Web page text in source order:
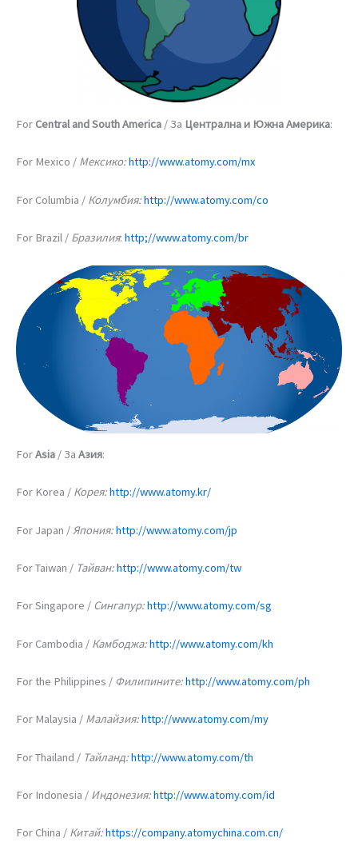
For Central and South America / За Централна и Южна Америка:
For Mexico / Мексико:http://www.atomy.com/mx
For Columbia / Колумбия:http://www.atomy.com/co
For Brazil / Бразилия: http;//www.atomy.com/br
ForAsia / За Азия:
For Korea / Корея:http://www.atomy.kr/
For Japan / Япония:http://www.atomy.com/jp
For Taiwan / Тайван:http://www.atomy.com/tw
For Singapore / Сингапур:http://www.atomy.com/sg
For Cambodia / Камбоджа:http://www.atomy.com/kh
For the Philippines / Филипините:http://www.atomy.com/ph
For Malaysia / Малайзия:http://www.atomy.com/my
For Thailand / Тайланд:http://www.atomy.com/th
For Indonesia / Индонезия:http://www.atomy.com/id
For China / Китай:https://company.atomychina.com.cn/